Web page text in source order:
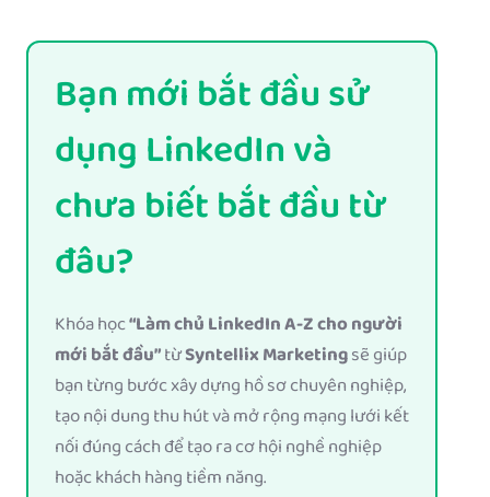
Bạn mới bắt đầu sử
dụng LinkedIn và
chưa biết bắt đầu từ
đâu?
Khóa học“Làm chủ LinkedIn A-Z cho người
mới bắt đầu”từSyntellix Marketingsẽ giúp
bạn từng bước xây dựng hồ sơ chuyên nghiệp,
tạo nội dung thu hút và mở rộng mạng lưới kết
nối đúng cách để tạo ra cơ hội nghề nghiệp
hoặc khách hàng tiềm năng.